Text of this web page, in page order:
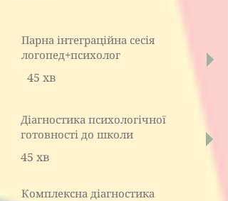
Парна інтеграційна сесія
логопед+психолог
45 хв
Діагностика психологічної
готовності до школи
45 хв
Комплексна діагностика